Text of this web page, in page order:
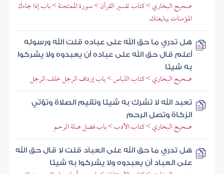
صحيح البخاري > كتاب تفسير القرآن > سورة الممتحنة > باب إذا جاءك
المؤمنات يبايعنك
هل تدري ما حق الله على عباده قلت الله ورسوله
أعلم قال حق الله على عباده أن يعبدوه ولا يشركوا
به شيئا
صحيح البخاري > كتاب اللباس > باب إرداف الرجل خلف الرجل
تعبد الله لا تشرك به شيئا وتقيم الصلاة وتؤتي
الزكاة وتصل الرحم
صحيح البخاري > كتاب الأدب > باب فضل صلة الرحم
هل تدري ما حق الله على العباد قلت لا قال حق الله
على العباد أن يعبدوه ولا يشركوا به شيئا